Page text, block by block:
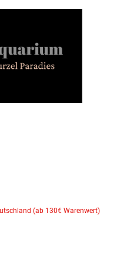
(ab 130€ Warenwert)